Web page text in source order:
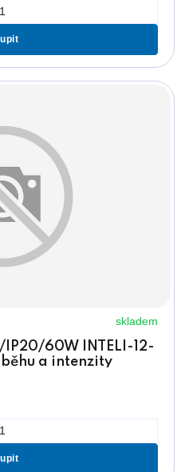
skladem
60W INTELI-12-
a intenzity